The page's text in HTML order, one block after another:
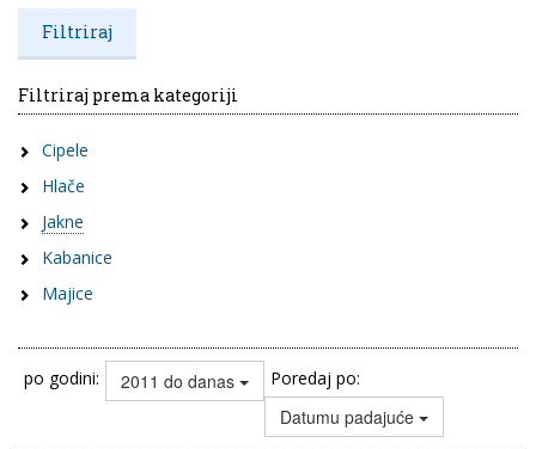
Filtriraj prema kategoriji
Cipele
Hlače
Jakne
Kabanice
Majice
po godini: 2011 do danas Poredaj po:
Datumu padajuće